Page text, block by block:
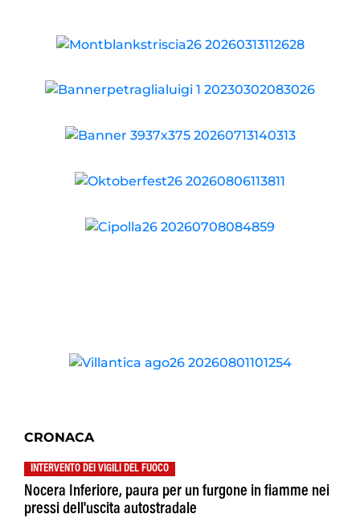
CRONACA
INTERVENTO DEI VIGILI DEL FUOCO
Nocera Inferiore, paura per un furgone in fiamme nei
pressi dell'uscita autostradale